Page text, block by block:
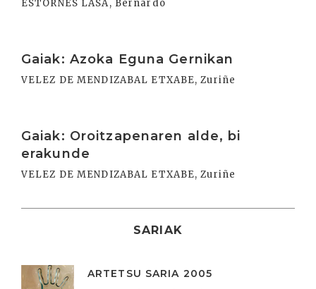
ESTORNÉS LASA, Bernardo
Gaiak: Azoka Eguna Gernikan
VELEZ DE MENDIZABAL ETXABE, Zuriñe
Gaiak: Oroitzapenaren alde, bi
erakunde
VELEZ DE MENDIZABAL ETXABE, Zuriñe
SARIAK
ARTETSU SARIA 2005